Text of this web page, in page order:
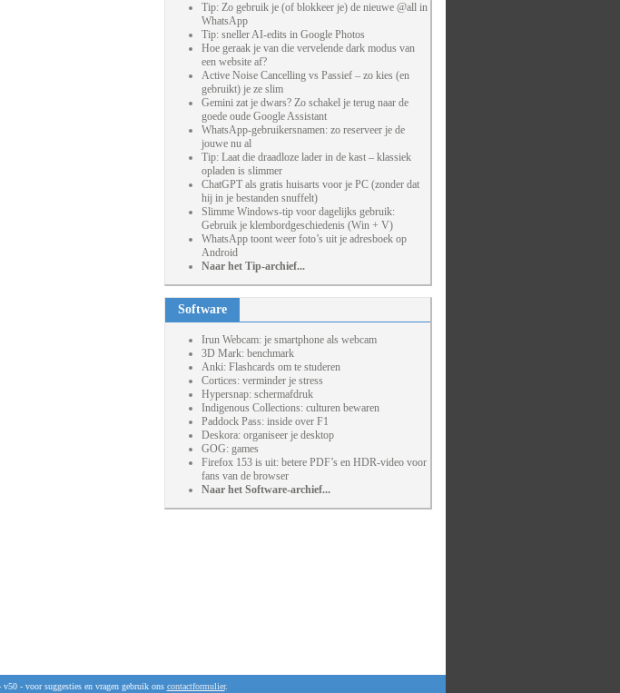
Tip: Zo gebruik je (of blokkeer je) de nieuwe @all in
WhatsApp
Tip: sneller AI-edits in Google Photos
Hoe geraak je van die vervelende dark modus van
een website af?
Active Noise Cancelling vs Passief – zo kies (en
gebruikt) je ze slim
Gemini zat je dwars? Zo schakel je terug naar de
goede oude Google Assistant
WhatsApp-gebruikersnamen: zo reserveer je de
jouwe nu al
Tip: Laat die draadloze lader in de kast – klassiek
opladen is slimmer
ChatGPT als gratis huisarts voor je PC (zonder dat
hij in je bestanden snuffelt)
Slimme Windows-tip voor dagelijks gebruik:
Gebruik je klembordgeschiedenis (Win + V)
WhatsApp toont weer foto’s uit je adresboek op
Android
Naar het Tip-archief...
Software
Irun Webcam: je smartphone als webcam
3D Mark: benchmark
Anki: Flashcards om te studeren
Cortices: verminder je stress
Hypersnap: schermafdruk
Indigenous Collections: culturen bewaren
Paddock Pass: inside over F1
Deskora: organiseer je desktop
GOG: games
Firefox 153 is uit: betere PDF’s en HDR-video voor
fans van de browser
Naar het Software-archief...
- voor suggesties en vragen gebruik ons contactformulier.